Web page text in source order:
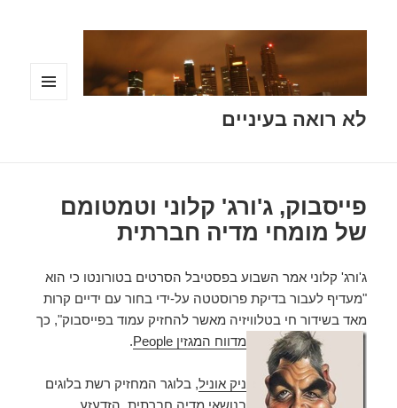
לא רואה בעיניים
פייסבוק, ג'ורג' קלוני וטמטומם
של מומחי מדיה חברתית
ג'ורג' קלוני אמר השבוע בפסטיבל הסרטים בטורונטו כי הוא
"מעדיף לעבור בדיקת פרוסטטה על-ידי בחור עם ידיים קרות
מאד בשידור חי בטלוויזיה מאשר להחזיק עמוד בפייסבוק", כך
מדווח המגזין People
.
ניק אוניל, בלוגר המחזיק רשת בלוגים
בנושאי מדיה חברתית, הזדעזע